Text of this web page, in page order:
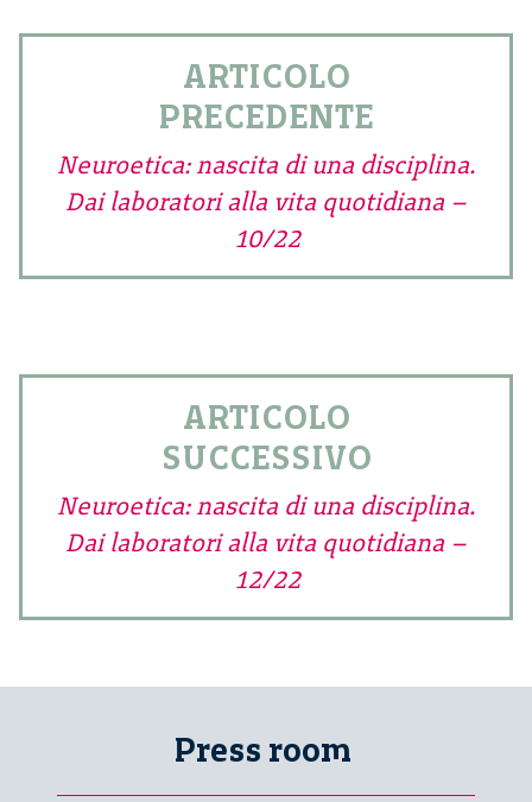
ARTICOLO
PRECEDENTE
Neuroetica: nascita di una disciplina.
Dai laboratori alla vita quotidiana –
10/22
ARTICOLO
SUCCESSIVO
Neuroetica: nascita di una disciplina.
Dai laboratori alla vita quotidiana –
12/22
Press room